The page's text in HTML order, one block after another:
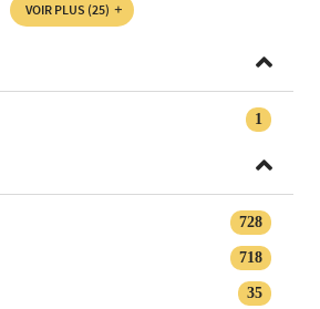
VOIR PLUS (25)
1
728
718
35